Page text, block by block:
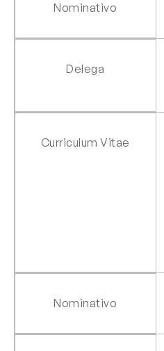
Nominativo
Delega
Curriculum Vitae
Nominativo